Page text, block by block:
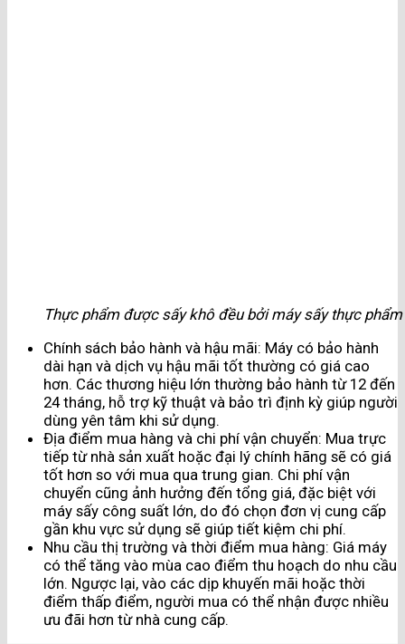
Thực phẩm được sấy khô đều bởi máy sấy thực phẩm
Chính sách bảo hành và hậu mãi: Máy có bảo hành
dài hạn và dịch vụ hậu mãi tốt thường có giá cao
hơn. Các thương hiệu lớn thường bảo hành từ 12 đến
24 tháng, hỗ trợ kỹ thuật và bảo trì định kỳ giúp người
dùng yên tâm khi sử dụng.
Địa điểm mua hàng và chi phí vận chuyển: Mua trực
tiếp từ nhà sản xuất hoặc đại lý chính hãng sẽ có giá
tốt hơn so với mua qua trung gian. Chi phí vận
chuyển cũng ảnh hưởng đến tổng giá, đặc biệt với
máy sấy công suất lớn, do đó chọn đơn vị cung cấp
gần khu vực sử dụng sẽ giúp tiết kiệm chi phí.
Nhu cầu thị trường và thời điểm mua hàng: Giá máy
có thể tăng vào mùa cao điểm thu hoạch do nhu cầu
lớn. Ngược lại, vào các dịp khuyến mãi hoặc thời
điểm thấp điểm, người mua có thể nhận được nhiều
ưu đãi hơn từ nhà cung cấp.